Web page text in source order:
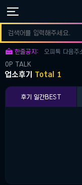

 한줄공지:
오피토크 다
오피토크 다
오피톡 다음
OP TALK
업소후기 Total 1
후기 일간BEST